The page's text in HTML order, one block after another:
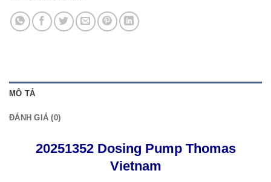
MÔ TẢ
ĐÁNH GIÁ (0)
20251352 Dosing Pump Thomas
Vietnam